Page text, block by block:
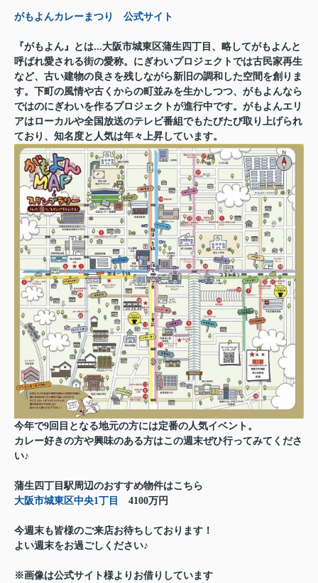
がもよんカレーまつり 公式サイト
『がもよん』とは...大阪市城東区蒲生四丁目、略してがもよんと
呼ばれ愛される街の愛称。にぎわいプロジェクトでは古民家再生
など、古い建物の良さを残しながら新旧の調和した空間を創りま
す。下町の風情や古くからの町並みを生かしつつ、がもよんなら
ではのにぎわいを作るプロジェクトが進行中です。がもよんエリ
アはローカルや全国放送のテレビ番組でもたびたび取り上げられ
ており、知名度と人気は年々上昇しています。
今年で9回目となる地元の方には定番の人気イベント。
カレー好きの方や興味のある方はこの週末ぜひ行ってみてくださ
い♪
蒲生四丁目駅周辺のおすすめ物件はこちら
大阪市城東区中央1丁目
4100万円
今週末も皆様のご来店お待ちしております！
よい週末をお過ごしください♪
※画像は公式サイト様よりお借りしています